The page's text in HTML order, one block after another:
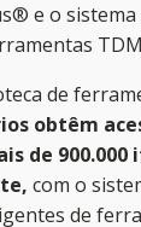
e o sistema
de
obtêm
de 900.000
com o
de